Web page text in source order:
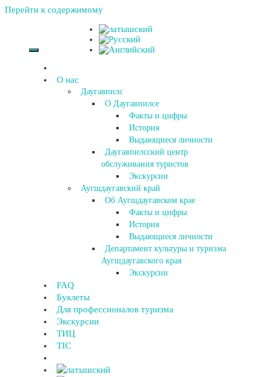
Перейти к содержимому
О нас
Даугавпилс
О Даугавпилсе
Факты и цифры
История
Выдающиеся личности
Даугавпилсский центр
обслуживания туристов
Экскурсии
Аугшдаугавский край
Об Аугшдаугавском крае
Факты и цифры
История
Выдающиеся личности
Департамент культуры и туризма
Аугшдаугавского края
Экскурсии
FAQ
Буклеты
Для профессионалов туризма
Экскурсии
ТИЦ
TIC